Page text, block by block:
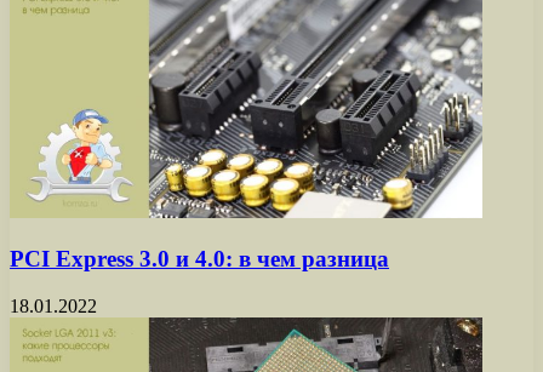
PCI Express 3.0 и 4.0: в чем разница
18.01.2022